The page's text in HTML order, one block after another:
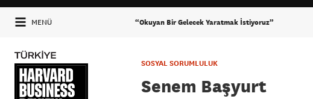
MENÜ “Okuyan Bir Gelecek Yaratmak İstiyoruz”
SOSYAL SORUMLULUK
Senem Başyurt